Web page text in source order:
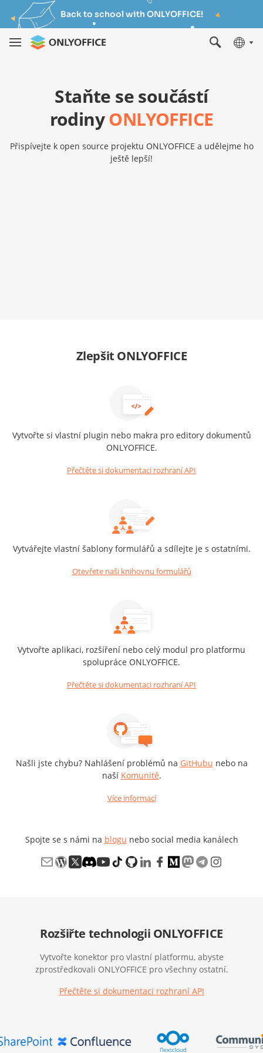
Back to school with ONLYOFFICE!
Staňte se součástí
rodinyONLYOFFICE
Přispívejte k open source projektu ONLYOFFICE a udělejme ho
ještě lepší!
Zlepšit ONLYOFFICE
Vytvořte si vlastní plugin nebo makra pro editory dokumentů
ONLYOFFICE.
Přečtěte si dokumentaci rozhraní API
Vytvářejte vlastní šablony formulářů a sdílejte je s ostatními.
Otevřete naši knihovnu formulářů
Vytvořte aplikaci, rozšíření nebo celý modul pro platformu
spolupráce ONLYOFFICE.
Přečtěte si dokumentaci rozhraní API
Našli jste chybu? Nahlášení problémů na GitHubu nebo na
naší Komunitě.
Více informací
Spojte se s námi na blogu nebo social media kanálech
Rozšiřte technologii ONLYOFFICE
Vytvořte konektor pro vlastní platformu, abyste
zprostředkovali ONLYOFFICE pro všechny ostatní.
Přečtěte si dokumentaci rozhraní API